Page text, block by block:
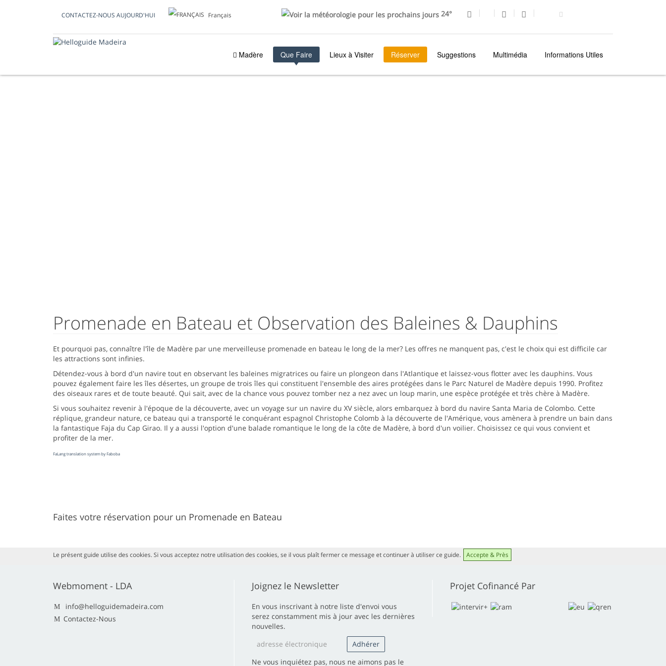
CONTACTEZ-NOUS AUJOURD'HUI Français 24°
Madère Que Faire Lieux à Visiter Réserver Suggestions Multimédia Informations Utiles
Promenade en Bateau et Observation des Baleines & Dauphins
Et pourquoi pas, connaître l'île de Madère par une merveilleuse promenade en bateau le long de la mer? Les offres ne manquent pas, c'est le choix qui est difficile car
les attractions sont infinies.
Détendez-vous à bord d'un navire tout en observant les baleines migratrices ou faire un plongeon dans l'Atlantique et laissez-vous flotter avec les dauphins. Vous
pouvez également faire les îles désertes, un groupe de trois îles qui constituent l'ensemble des aires protégées dans le Parc Naturel de Madère depuis 1990. Profitez
des oiseaux rares et de toute beauté. Qui sait, avec de la chance vous pouvez tomber nez a nez avec un loup marin, une espèce protégée et très chère à Madère.
Si vous souhaitez revenir à l'époque de la découverte, avec un voyage sur un navire du XV siècle, alors embarquez à bord du navire Santa Maria de Colombo. Cette
réplique, grandeur nature, ce bateau qui a transporté le conquérant espagnol Christophe Colomb à la découverte de l'Amérique, vous amènera à prendre un bain dans
la fantastique Faja du Cap Girao. Il y a aussi l'option d'une balade romantique le long de la côte de Madère, à bord d'un voilier. Choisissez ce qui vous convient et
profiter de la mer.
FaLang translation system by Faboba
Faites votre réservation pour un Promenade en Bateau
Le présent guide utilise des cookies. Si vous acceptez notre utilisation des cookies, se il vous plaît fermer ce message et continuer à utiliser ce guide. Accepte & Près
Webmoment - LDA
info@helloguidemadeira.com
Contactez-Nous
Joignez le Newsletter
En vous inscrivant à notre liste d'envoi vous
serez constamment mis à jour avec les dernières
nouvelles.
Ne vous inquiétez pas, nous ne aimons pas le
Projet Cofinancé Par